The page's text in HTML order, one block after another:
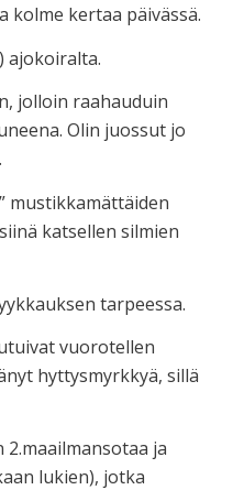
kolme kertaa päivässä.
ajokoiralta.
jolloin raahauduin
Olin juossut jo
mustikkamättäiden
katsellen silmien
tarpeessa.
vuorotellen
hyttysmyrkkyä, sillä
ja
lukien), jotka